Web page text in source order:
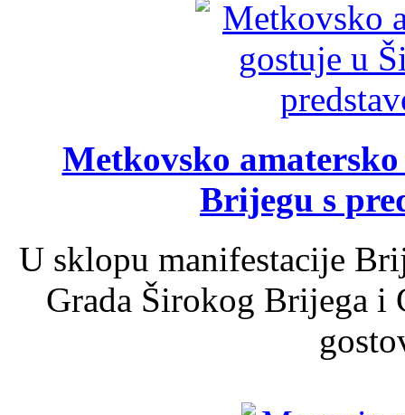
Metkovsko
Brijegu s
U sklopu manifestacije
Grada Širokog Brijega